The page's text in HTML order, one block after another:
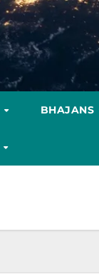
BHAJANS